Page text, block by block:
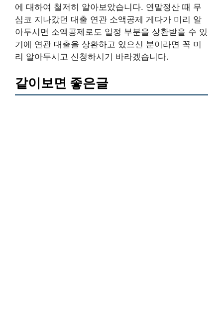
에 대하여 철저히 알아보았습니다. 연말정산 때 무
심코 지나갔던 대출 연관 소액공제 게다가 미리 알
아두시면 소액공제로도 일정 부분을 상환받을 수 있
기에 연관 대출을 상환하고 있으신 분이라면 꼭 미
리 알아두시고 신청하시기 바라겠습니다.
같이보면 좋은글